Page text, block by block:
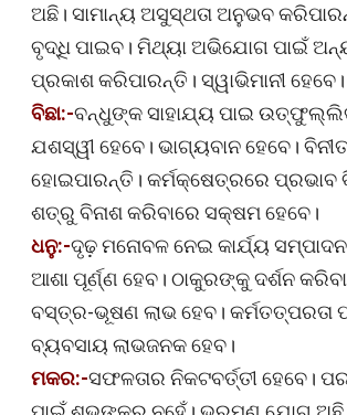
ଅଛି। ସାମାନ୍ୟ ଅସୁସ୍ଥତା ଅନୁଭବ
ବୃଦ୍ଧି ପାଇବ। ମିଥ୍ୟା ଅଭିଯୋଗ ପାଇଁ
ପ୍ରକାଶ କରିପାରନ୍ତି। ସ୍ୱାଭିମାନୀ ହେବେ।
ବିଛା:-ବନ୍ଧୁଙ୍କ ସାହାଯ୍ୟ ପାଇ
ଯଶସ୍ୱୀ ହେବେ। ଭାଗ୍ୟବାନ ହେବେ।
ହୋଇପାରନ୍ତି। କର୍ମକ୍ଷେତ୍ରରେ ପ୍ରଭାବ
ଶତ୍ରୁ ବିନାଶ କରିବାରେ ସକ୍ଷମ ହେବେ।
ଧନୁ:-ଦୃଢ଼ ମନୋବଳ ନେଇ କାର୍ଯ୍ୟ
ଆଶା ପୂର୍ଣ୍ଣ ହେବ। ଠାକୁରଙ୍କୁ ଦର୍ଶନ
ବସ୍ତ୍ର-ଭୂଷଣ ଲାଭ ହେବ। କର୍ମତତ୍ପରତା
ବ୍ୟବସାୟ ଲାଭଜନକ ହେବ।
ମକର:-ସଫଳତାର ନିକଟବର୍ତ୍ତୀ ହେବେ।